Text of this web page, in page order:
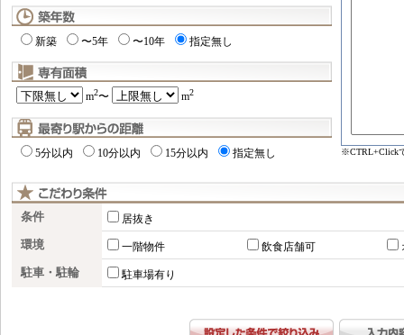
新築 〜5年 〜10年 指定無し
m2〜 m2
5分以内 10分以内 15分以内 指定無し ※CTRL+Click
条件 居抜き
環境 一階物件 飲食店舗可
駐車・駐輪 駐車場有り